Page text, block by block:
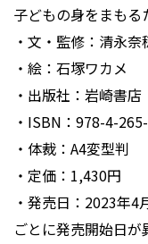
子どもの身をまもる
・文・監修：清永奈
・絵：石塚ワカメ
・出版社：岩崎書店
・ISBN：978-4-
・体裁：A4変型判
・定価：1,430円
・発売日：2023年
ごとに発売開始日が